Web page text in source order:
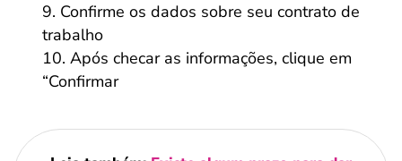
Confirme os dados sobre seu contrato de
trabalho
Após checar as informações, clique em
“Confirmar